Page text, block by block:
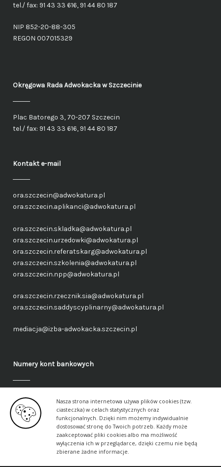
Nasza strona internetowa używa plików cookies (tzw.
ciasteczka) w celach statystycznych oraz
funkcjonalnych. Dzięki nim możemy indywidualnie
dostosować stronę do Twoich potrzeb. Każdy może
zaakceptować pliki cookies albo ma możliwość
wyłączenia ich w przeglądarce, dzięki czemu nie będą
zbierane żadne informacje.
tel./ fax: 91 43 33 616, 91 44 80 187
NIP 852-20-88-305
REGON 007015329
Okręgowa Rada Adwokackaw Szczecinie
Plac Batorego 3, 70-207 Szczecin
tel./ fax: 91 43 33 616, 91 44 80 187
Kontakt e-mail
ora.szczecin@adwokatura.pl
ora.szczecin.aplikanci@adwokatura.pl
ora.szczecin.skladka@adwokatura.pl
ora.szczecin.urzedowki@adwokatura.pl
ora.szczecin.referatskarg@adwokatura.pl
ora.szczecin.szkolenia@adwokatura.pl
ora.szczecin.npp@adwokatura.pl
ora.szczecin.rzecznik.sia@adwokatura.pl
ora.szczecin.saddyscyplinarny@adwokatura.pl
mediacja@izba-adwokacka.szczecin.pl
Numery kont bankowych
Fundusz administracyjny – ogólny
40 1050 1559 1000 0090 3288 6591
Fundusz aplikancki – ogólny
17 1050 1559 1000 0090 3288 6617